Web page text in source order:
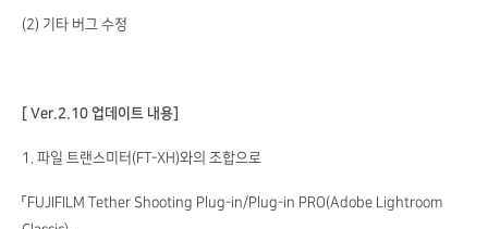
(2) 기타 버그 수정
[ Ver.2.10 업데이트 내용]
1. 파일 트랜스미터(FT-XH)와의 조합으로
「FUJIFILM Tether Shooting Plug-in/Plug-in PRO(Adobe Lightroom